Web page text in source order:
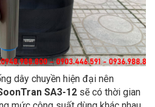
dây chuyền hiện đại nên
SA3-12 sẽ có thời gian